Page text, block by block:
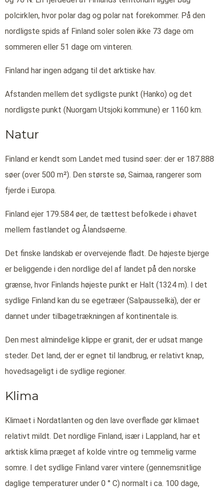
polcirklen, hvor polar dag og polar nat forekommer. På den
nordligste spids af Finland soler solen ikke 73 dage om
sommeren eller 51 dage om vinteren.
Finland har ingen adgang til det arktiske hav.
Afstanden mellem det sydligste punkt (Hanko) og det
nordligste punkt (Nuorgam Utsjoki kommune) er 1160 km.
Natur
Finland er kendt som Landet med tusind søer: der er 187.888
søer (over 500 m²). Den største sø, Saimaa, rangerer som
fjerde i Europa.
Finland ejer 179.584 øer, de tættest befolkede i øhavet
mellem fastlandet og Ålandsøerne.
Det finske landskab er overvejende fladt. De højeste bjerge
er beliggende i den nordlige del af landet på den norske
grænse, hvor Finlands højeste punkt er Halt (1324 m). I det
sydlige Finland kan du se egetræer (Salpausselkä), der er
dannet under tilbagetrækningen af kontinentale is.
Den mest almindelige klippe er granit, der er udsat mange
steder. Det land, der er egnet til landbrug, er relativt knap,
hovedsageligt i de sydlige regioner.
Klima
Klimaet i Nordatlanten og den lave overflade gør klimaet
relativt mildt. Det nordlige Finland, især i Lappland, har et
arktisk klima præget af kolde vintre og temmelig varme
somre. I det sydlige Finland varer vintere (gennemsnitlige
daglige temperaturer under 0 ° C) normalt i ca. 100 dage,